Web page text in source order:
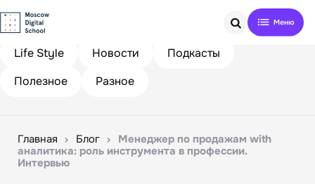
Search
Life Style
Новости
Подкасты
Полезное
Разное
Главная Блог
Менеджер по продажам with
аналитика: роль инструмента в профессии.
Интервью